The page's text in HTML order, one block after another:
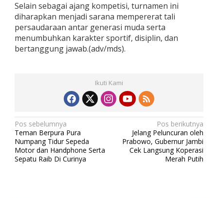
e
s
i
o
n
a
Selain sebagai ajang kompetisi, turnamen ini
diharapkan menjadi sarana mempererat tali
persaudaraan antar generasi muda serta
menumbuhkan karakter sportif, disiplin, dan
bertanggung jawab.(adv/mds).
Ikuti Kami
N
a
v
Pos sebelumnya
Teman Berpura Pura
Numpang Tidur Sepeda
Motor dan Handphone Serta
Sepatu Raib Di Curinya
Pos berikutnya
Jelang Peluncuran oleh
Prabowo, Gubernur Jambi
Cek Langsung Koperasi
Merah Putih